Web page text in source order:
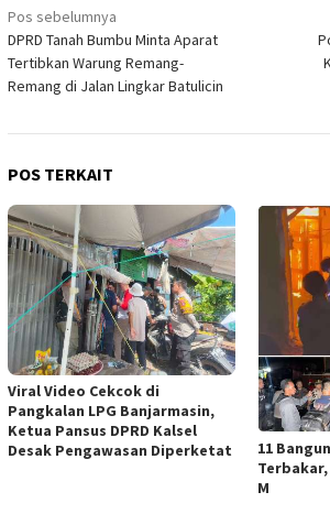
Navigasi
pos
Pos sebelumnya
DPRD Tanah Bumbu Minta Aparat
Tertibkan Warung Remang-
Remang di Jalan Lingkar Batulicin
POS TERKAIT
Viral Video Cekcok di
Pangkalan LPG Banjarmasin,
Ketua Pansus DPRD Kalsel
Desak Pengawasan Diperketat
11
M